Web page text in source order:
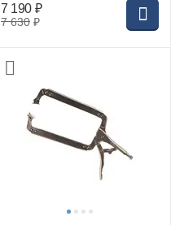
7 630 ₽
7 190 ₽